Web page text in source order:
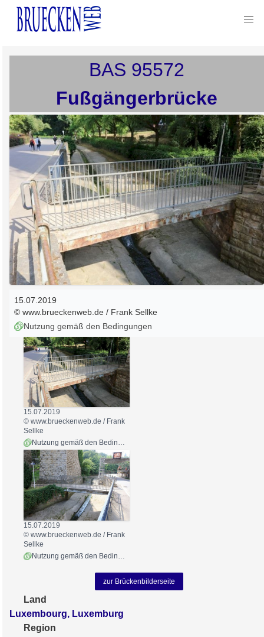
BAS 95572
Fußgängerbrücke
15.07.2019
© www.brueckenweb.de / Frank Sellke
Nutzung gemäß den Bedingungen
15.07.2019
© www.brueckenweb.de / Frank
Sellke
Nutzung gemäß den Bedingungen
15.07.2019
© www.brueckenweb.de / Frank
Sellke
Nutzung gemäß den Bedingungen
zur Brückenbilderseite
Land
Luxembourg, Luxemburg
Region